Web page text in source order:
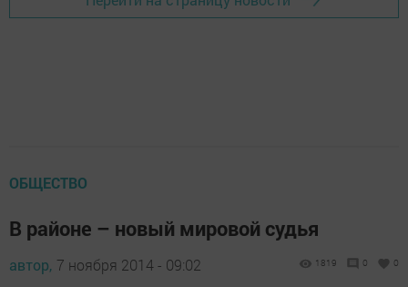
ОБЩЕСТВО
В районе – новый мировой судья
автор, 7 ноября 2014 - 09:02 1819 0 0